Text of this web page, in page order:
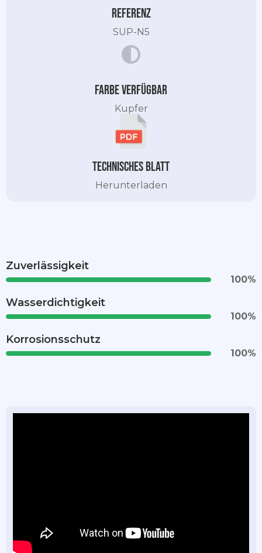
Referenz
SUP-N5
Farbe verfügbar
Kupfer
Technisches Blatt
Herunterladen
Zuverlässigkeit
100%
Wasserdichtigkeit
100%
Korrosionsschutz
100%